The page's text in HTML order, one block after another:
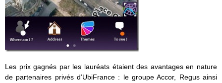
Les prix gagnés par les lauréats étaient des avantages en nature
de partenaires privés d’UbiFrance : le groupe Accor, Regus ainsi